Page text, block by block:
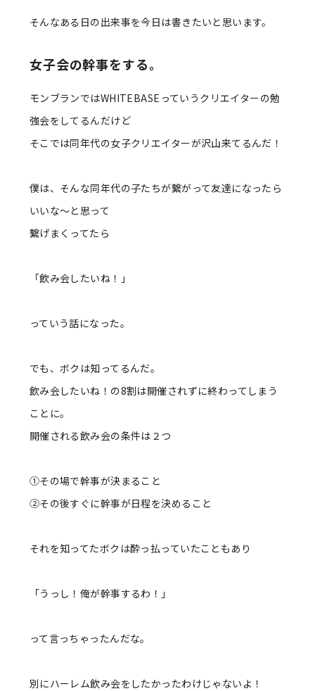
そんなある日の出来事を今日は書きたいと思います。
女子会の幹事をする。
モンブランではWHITEBASEっていうクリエイターの勉
強会をしてるんだけど
そこでは同年代の女子クリエイターが沢山来てるんだ！
僕は、そんな同年代の子たちが繋がって友達になったら
いいな〜と思って
繋げまくってたら
「飲み会したいね！」
っていう話になった。
でも、ボクは知ってるんだ。
飲み会したいね！の8割は開催されずに終わってしまう
ことに。
開催される飲み会の条件は２つ
①その場で幹事が決まること
②その後すぐに幹事が日程を決めること
それを知ってたボクは酔っ払っていたこともあり
「うっし！俺が幹事するわ！」
って言っちゃったんだな。
別にハーレム飲み会をしたかったわけじゃないよ！